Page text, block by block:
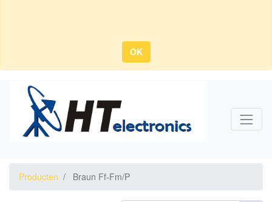
OK
Producten Braun Ff-Fm/P